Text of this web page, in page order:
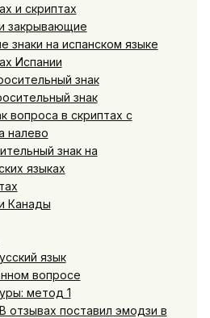
и скриптах
закрывающие
знаки на испанском языке
Испании
знак
знак
вопроса в скриптах с
налево
знак на
языках
Канады
язык
вопросе
метод 1
отзывах поставил эмодзи в